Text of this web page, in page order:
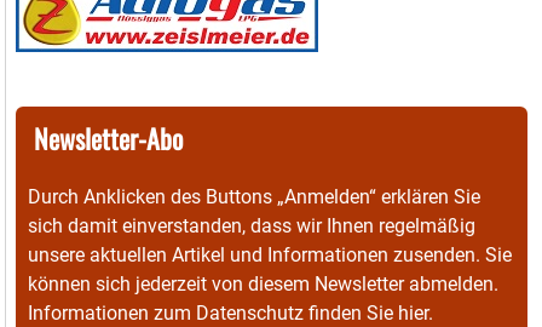
Newsletter-Abo
Durch Anklicken des Buttons „Anmelden“ erklären Sie
sich damit einverstanden, dass wir Ihnen regelmäßig
unsere aktuellen Artikel und Informationen zusenden. Sie
können sich jederzeit von diesem Newsletter abmelden.
Informationen zum Datenschutz finden Sie hier.